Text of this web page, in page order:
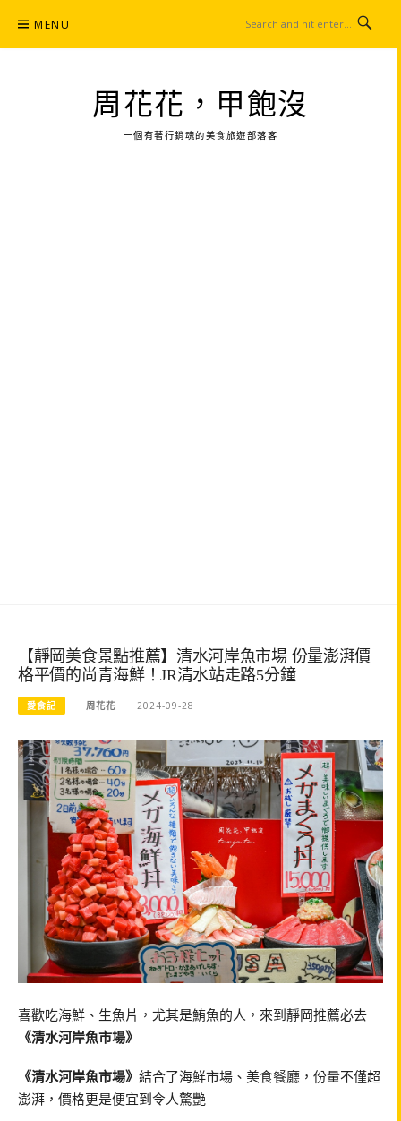
content
MENU
周花花，甲飽沒
一個有著行銷魂的美食旅遊部落客
【靜岡美食景點推薦】清水河岸魚市場 份量澎湃價
格平價的尚青海鮮！JR清水站走路5分鐘
愛食記 周花花 2024-09-28
喜歡吃海鮮、生魚片，尤其是鮪魚的人，來到靜岡推薦必去
《清水河岸魚市場》
《清水河岸魚市場》 結合了海鮮市場、美食餐廳，份量不僅超
澎湃，價格更是便宜到令人驚艷